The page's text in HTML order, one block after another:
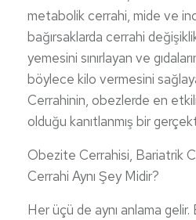
metabolik cerrahi, mide ve
bağırsaklarda cerrahi
yemesini sınırlayan ve
böylece kilo vermesini
Cerrahinin, obezlerde en
olduğu kanıtlanmış bir
Obezite Cerrahisi, Bariatrik
Cerrahi Aynı Şey Midir?
Her üçü de aynı anlama